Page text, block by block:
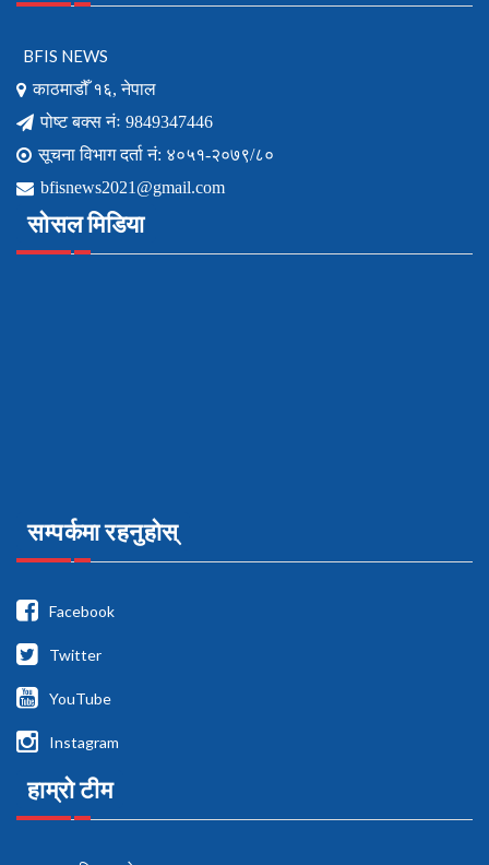
BFIS NEWS
काठमाडौँ १६, नेपाल
पोष्ट बक्स नंः 9849347446
सूचना विभाग दर्ता नं: ४०५१-२०७९/८०
bfisnews2021@gmail.com
सोसल मिडिया
सम्पर्कमा रहनुहोस्
Facebook
Twitter
YouTube
Instagram
हाम्रो टीम